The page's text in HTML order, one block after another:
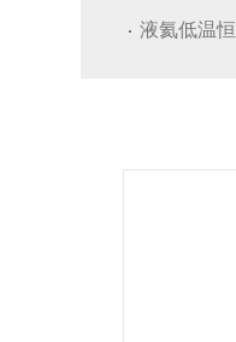
液氦低温